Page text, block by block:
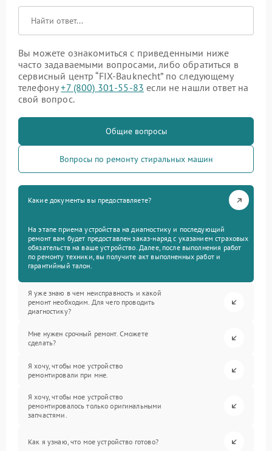
Вы можете ознакомиться с приведенными ниже
часто задаваемыми вопросами, либо обратиться в
сервисный центр “FIX-Bauknecht” по следующему
телефону+7 (800) 301-55-83 если не нашли ответ на
свой вопрос.
Общие вопросы
Вопросы по ремонту стиральных машин
Какие документы вы предоставляете?
На этапе приема устройства на диагностику и последующий
ремонт вам будет предоставлен заказ-наряд с указанием страховых
обязательств на ваше устройство. Далее, после выполнения работ
по ремонту техники, вы получите акт выполненных работ и
гарантийный талон.
Я уже знаю в чем неисправность и какой
ремонт необходим. Для чего проводить
диагностику?
Мне нужен срочный ремонт. Сможете
сделать?
Я хочу, чтобы мое устройство
ремонтировали при мне.
Я хочу, чтобы мое устройство
ремонтировалось только оригинальными
запчастями.
Как я узнаю, что мое устройство готово?